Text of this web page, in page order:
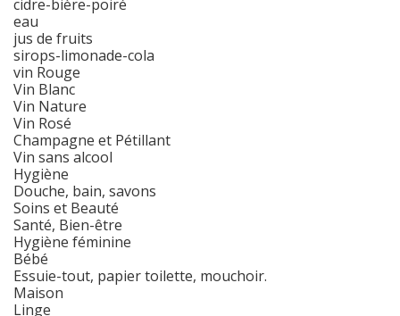
cidre-bière-poiré
eau
jus de fruits
sirops-limonade-cola
vin Rouge
Vin Blanc
Vin Nature
Vin Rosé
Champagne et Pétillant
Vin sans alcool
Hygiène
Douche, bain, savons
Soins et Beauté
Santé, Bien-être
Hygiène féminine
Bébé
Essuie-tout, papier toilette, mouchoir.
Maison
Linge